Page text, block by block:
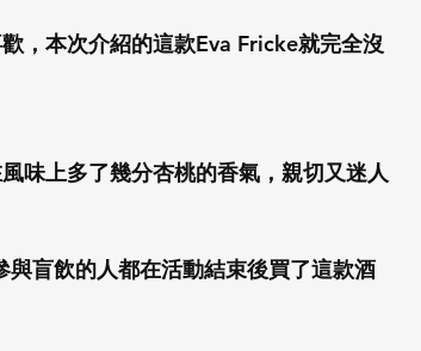
，本次介紹的這款Eva Fricke就完全沒
味上多了幾分杏桃的香氣，親切又迷人
盲飲的人都在活動結束後買了這款酒